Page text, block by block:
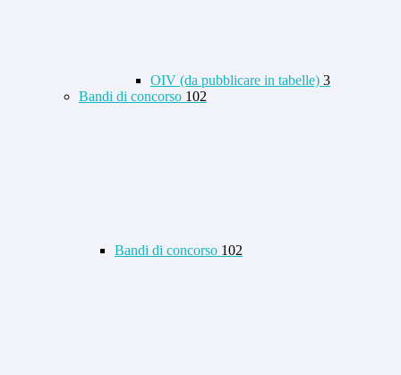
OIV (da pubblicare in tabelle) 3
Bandi di concorso 102
Bandi di concorso 102